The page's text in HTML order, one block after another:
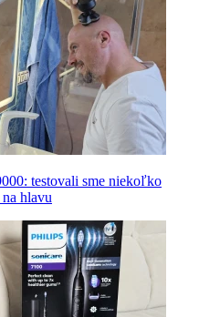
testovali sme niekoľko
hlavu